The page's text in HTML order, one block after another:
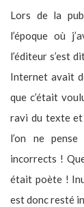
Lors de la
l’époque où
l’éditeur s’est
Internet avait
que c’était
ravi du texte et
l’on ne
incorrects !
était poète !
est donc resté